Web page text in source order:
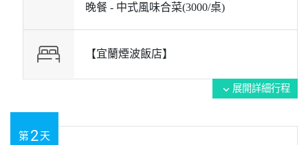
晚餐 - 中式風味合菜(3000/桌)
【宜蘭煙波飯店】
expand_more 展開詳細行程
第 2天